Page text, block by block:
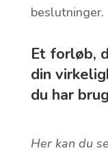
beslutninger.
Et forløb,
din
du har
Her kan du